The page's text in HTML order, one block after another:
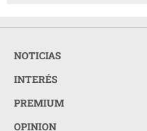
NOTICIAS
INTERÉS
PREMIUM
OPINION